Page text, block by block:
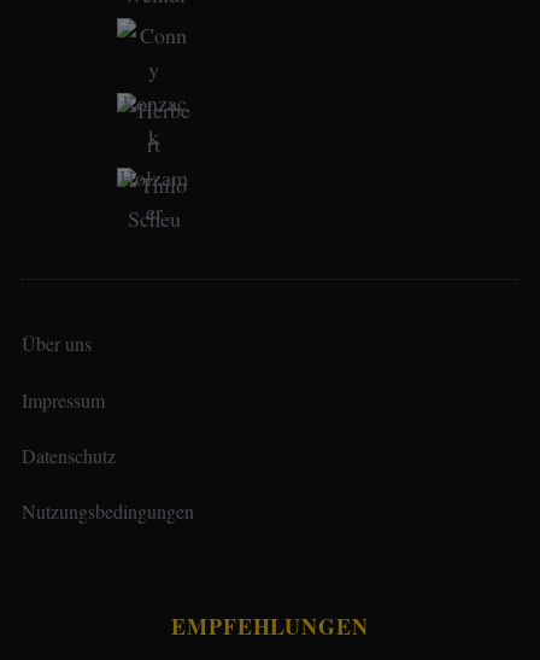
Über uns
Impressum
Datenschutz
Nutzungsbedingungen
EMPFEHLUNGEN